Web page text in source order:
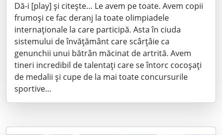
Dă-i [play] și citește… Le avem pe toate. Avem copii
frumoși ce fac deranj la toate olimpiadele
internaționale la care participă. Asta în ciuda
sistemului de învățământ care scârțâie ca
genunchii unui bătrân măcinat de artrită. Avem
tineri incredibil de talentați care se întorc cocoșați
de medalii și cupe de la mai toate concursurile
sportive…